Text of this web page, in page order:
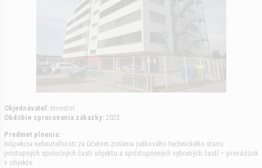
Objednávateľ:Investor
Obdobie spracovania zákazky:2022
Predmet plnenia:
Inšpekcia nehnuteľnosti za účelom zistenia celkového technického stavu
prístupných spoločných častí objektu a sprístupnených vybraných častí – prevádzok
v objekte.